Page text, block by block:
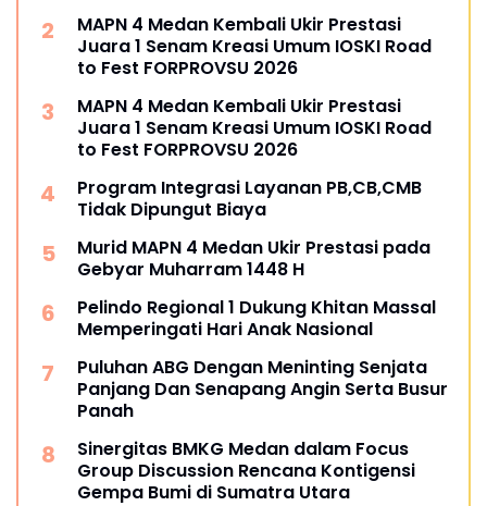
MAPN 4 Medan Kembali Ukir Prestasi
Juara 1 Senam Kreasi Umum IOSKI Road
to Fest FORPROVSU 2026
MAPN 4 Medan Kembali Ukir Prestasi
Juara 1 Senam Kreasi Umum IOSKI Road
to Fest FORPROVSU 2026
Program Integrasi Layanan PB,CB,CMB
Tidak Dipungut Biaya
Murid MAPN 4 Medan Ukir Prestasi pada
Gebyar Muharram 1448 H
Pelindo Regional 1 Dukung Khitan Massal
Memperingati Hari Anak Nasional
Puluhan ABG Dengan Meninting Senjata
Panjang Dan Senapang Angin Serta Busur
Panah
Sinergitas BMKG Medan dalam Focus
Group Discussion Rencana Kontigensi
Gempa Bumi di Sumatra Utara